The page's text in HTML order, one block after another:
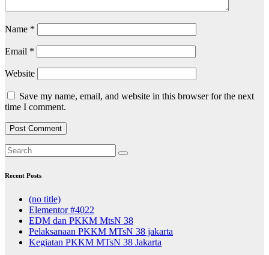
Name *
Email *
Website
Save my name, email, and website in this browser for the next
time I comment.
Recent Posts
(no title)
Elementor #4022
EDM dan PKKM MtsN 38
Pelaksanaan PKKM MTsN 38 jakarta
Kegiatan PKKM MTsN 38 Jakarta